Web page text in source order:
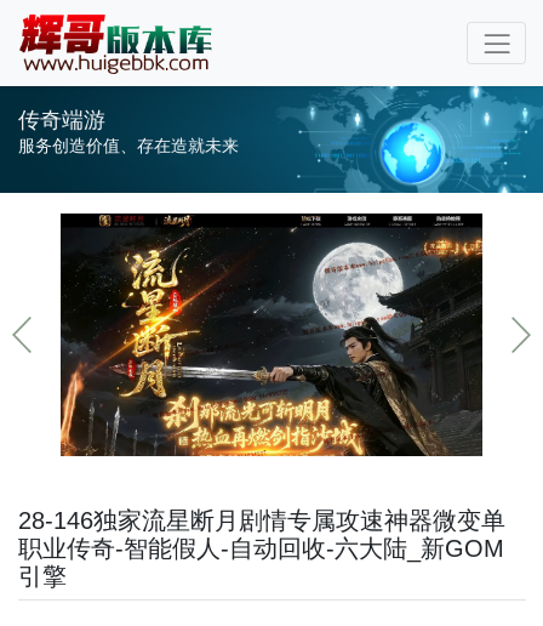
传奇端游
服务创造价值、存在造就未来
28-146独家流星断月剧情专属攻速神器微变单
职业传奇-智能假人-自动回收-六大陆_新GOM
引擎